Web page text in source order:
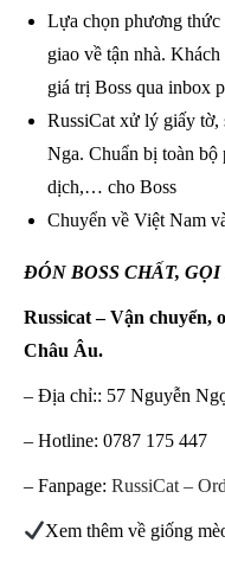
Lựa chọn phương thức
giao về tận nhà.
giá trị Boss qua inbox
RussiCat xử lý giấy tờ,
Nga. Chuẩn bị toàn bộ
dịch,… cho Boss
Chuyển về Việt Nam
ĐÓN BOSS CHẤT,
Russicat – Vận chuyển,
Châu Âu.
– Địa chỉ:: 57 Nguyễn
– Hotline: 0787 175 447
– Fanpage: RussiCat –
Xem thêm về giống